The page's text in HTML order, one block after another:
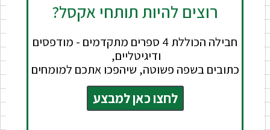
רוצים להיות תותחי אקסל?
חבילה הכוללת 4 ספרים מתקדמים - מודפסים
ודיגיטליים,
כתובים בשפה פשוטה, שיהפכו אתכם למומחים
לחצו כאן למבצע